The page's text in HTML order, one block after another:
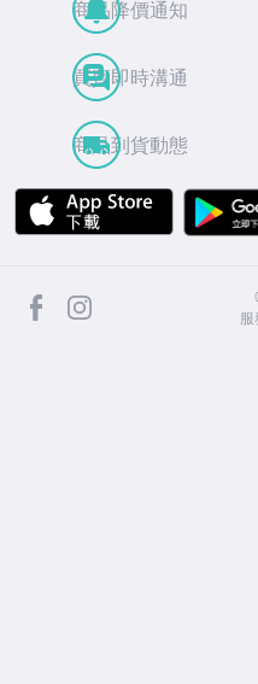
商品降價通知
買賣即時溝通
商品到貨動態
APP
facebook